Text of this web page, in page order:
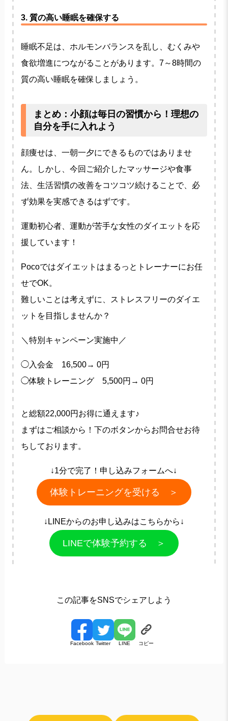
3. 質の高い睡眠を確保する
睡眠不足は、ホルモンバランスを乱し、むくみや
食欲増進につながることがあります。7～8時間の
質の高い睡眠を確保しましょう。
まとめ：小顔は毎日の習慣から！理想の
自分を手に入れよう
顔痩せは、一朝一夕にできるものではありませ
ん。しかし、今回ご紹介したマッサージや食事
法、生活習慣の改善をコツコツ続けることで、必
ず効果を実感できるはずです。
運動初心者、運動が苦手な女性のダイエットを応
援しています！
Pocoではダイエットはまるっとトレーナーにお任
せでOK。
難しいことは考えずに、ストレスフリーのダイエ
ットを目指しませんか？
＼特別キャンペーン実施中／
◯入会金 16,500→ 0円
◯体験トレーニング 5,500円→ 0円
と総額22,000円お得に通えます♪
まずはご相談から！下のボタンからお問合せお待
ちしております。
↓1分で完了！申し込みフォームへ↓
体験トレーニングを受ける ＞
↓LINEからのお申し込みはこちらから↓
LINEで体験予約する ＞
この記事をSNSでシェアしよう
Facebook Twitter LINE コピー